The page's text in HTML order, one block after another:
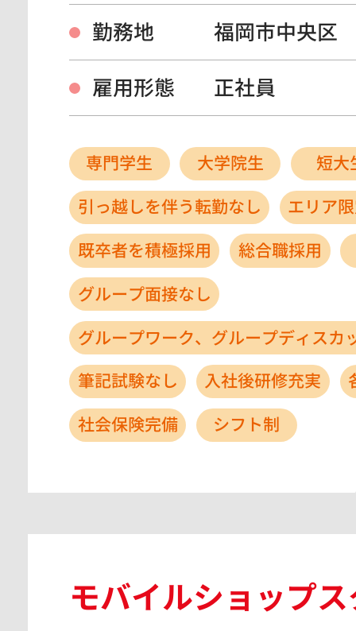
勤務地
福岡市中央区
雇用形態
正社員
専門学生 大学院生
短大
引っ越しを伴う転勤なし
エリア
既卒者を積極採用
総合職採用
グループ面接なし
グループワーク、グループディスカ
筆記試験なし
入社後研修充実
社会保険完備
シフト制
モバイルショップ